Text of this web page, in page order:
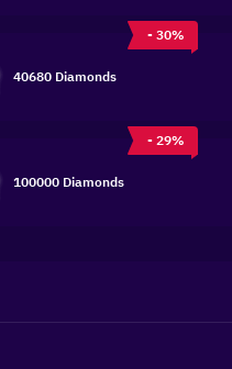
- 30%
40680 Diamonds
- 29%
100000 Diamonds